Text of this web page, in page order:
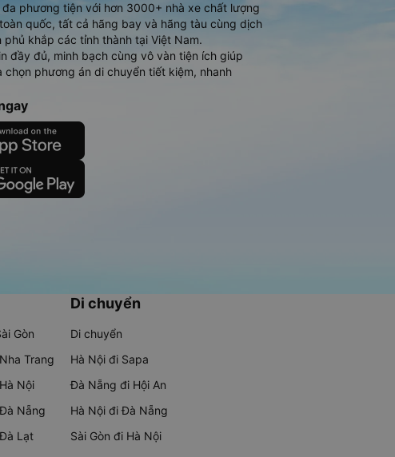
phương tiện với hơn 3000+ nhà xe chất lượng
quốc, tất cả hãng bay và hãng tàu cùng dịch
khắp các tỉnh thành tại Việt Nam.
đầy đủ, minh bạch cùng vô vàn tiện ích giúp
chọn phương án di chuyển tiết kiệm, nhanh
Gòn
Trang
Nội
Nẵng
Lạt
Di chuyển
Di chuyển
Hà Nội đi Sapa
Đà Nẵng đi Hội An
Hà Nội đi Đà Nẵng
Sài Gòn đi Hà Nội